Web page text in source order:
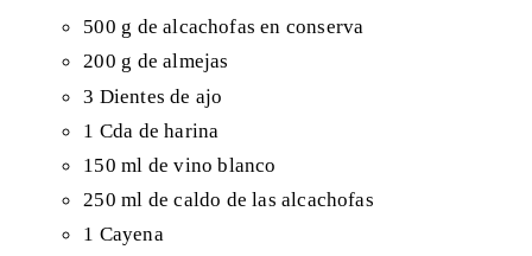
500 g de alcachofas en conserva
200 g de almejas
3 Dientes de ajo
1 Cda de harina
150 ml de vino blanco
250 ml de caldo de las alcachofas
1 Cayena